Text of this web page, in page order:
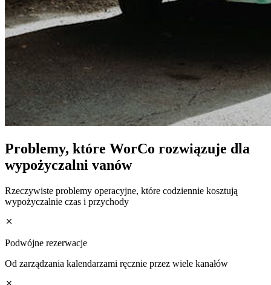
Problemy, które WorCo rozwiązuje dla
wypożyczalni vanów
Rzeczywiste problemy operacyjne, które codziennie kosztują
wypożyczalnie czas i przychody
Podwójne rezerwacje
Od zarządzania kalendarzami ręcznie przez wiele kanałów